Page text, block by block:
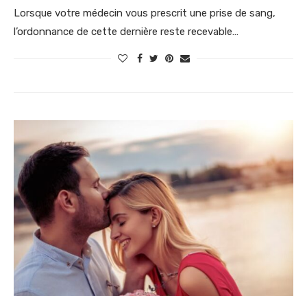
Lorsque votre médecin vous prescrit une prise de sang,
l’ordonnance de cette dernière reste recevable…